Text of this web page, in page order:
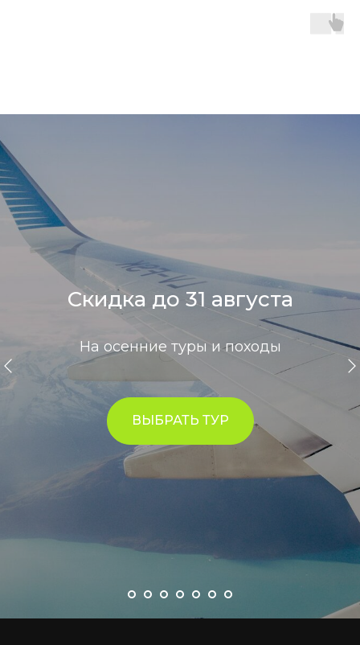
Скидка до 31 августа
На осенние туры и походы
ВЫБРАТЬ ТУР